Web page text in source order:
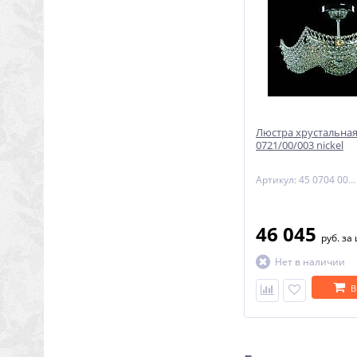
Люстра
0721/00/003 nickel
Артикул: 45 0704 003 04 00 07 35
46 045 руб.за
Нет в наличии